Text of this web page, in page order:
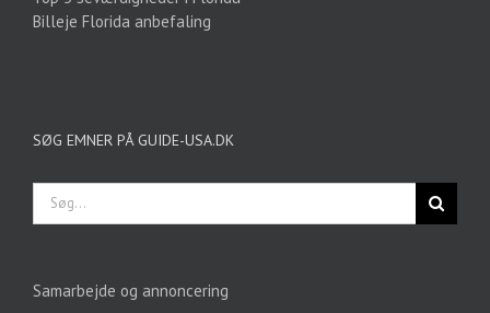
Billeje Florida anbefaling
SØG EMNER PÅ GUIDE-USA.DK
Søg
efter:
Samarbejde og annoncering